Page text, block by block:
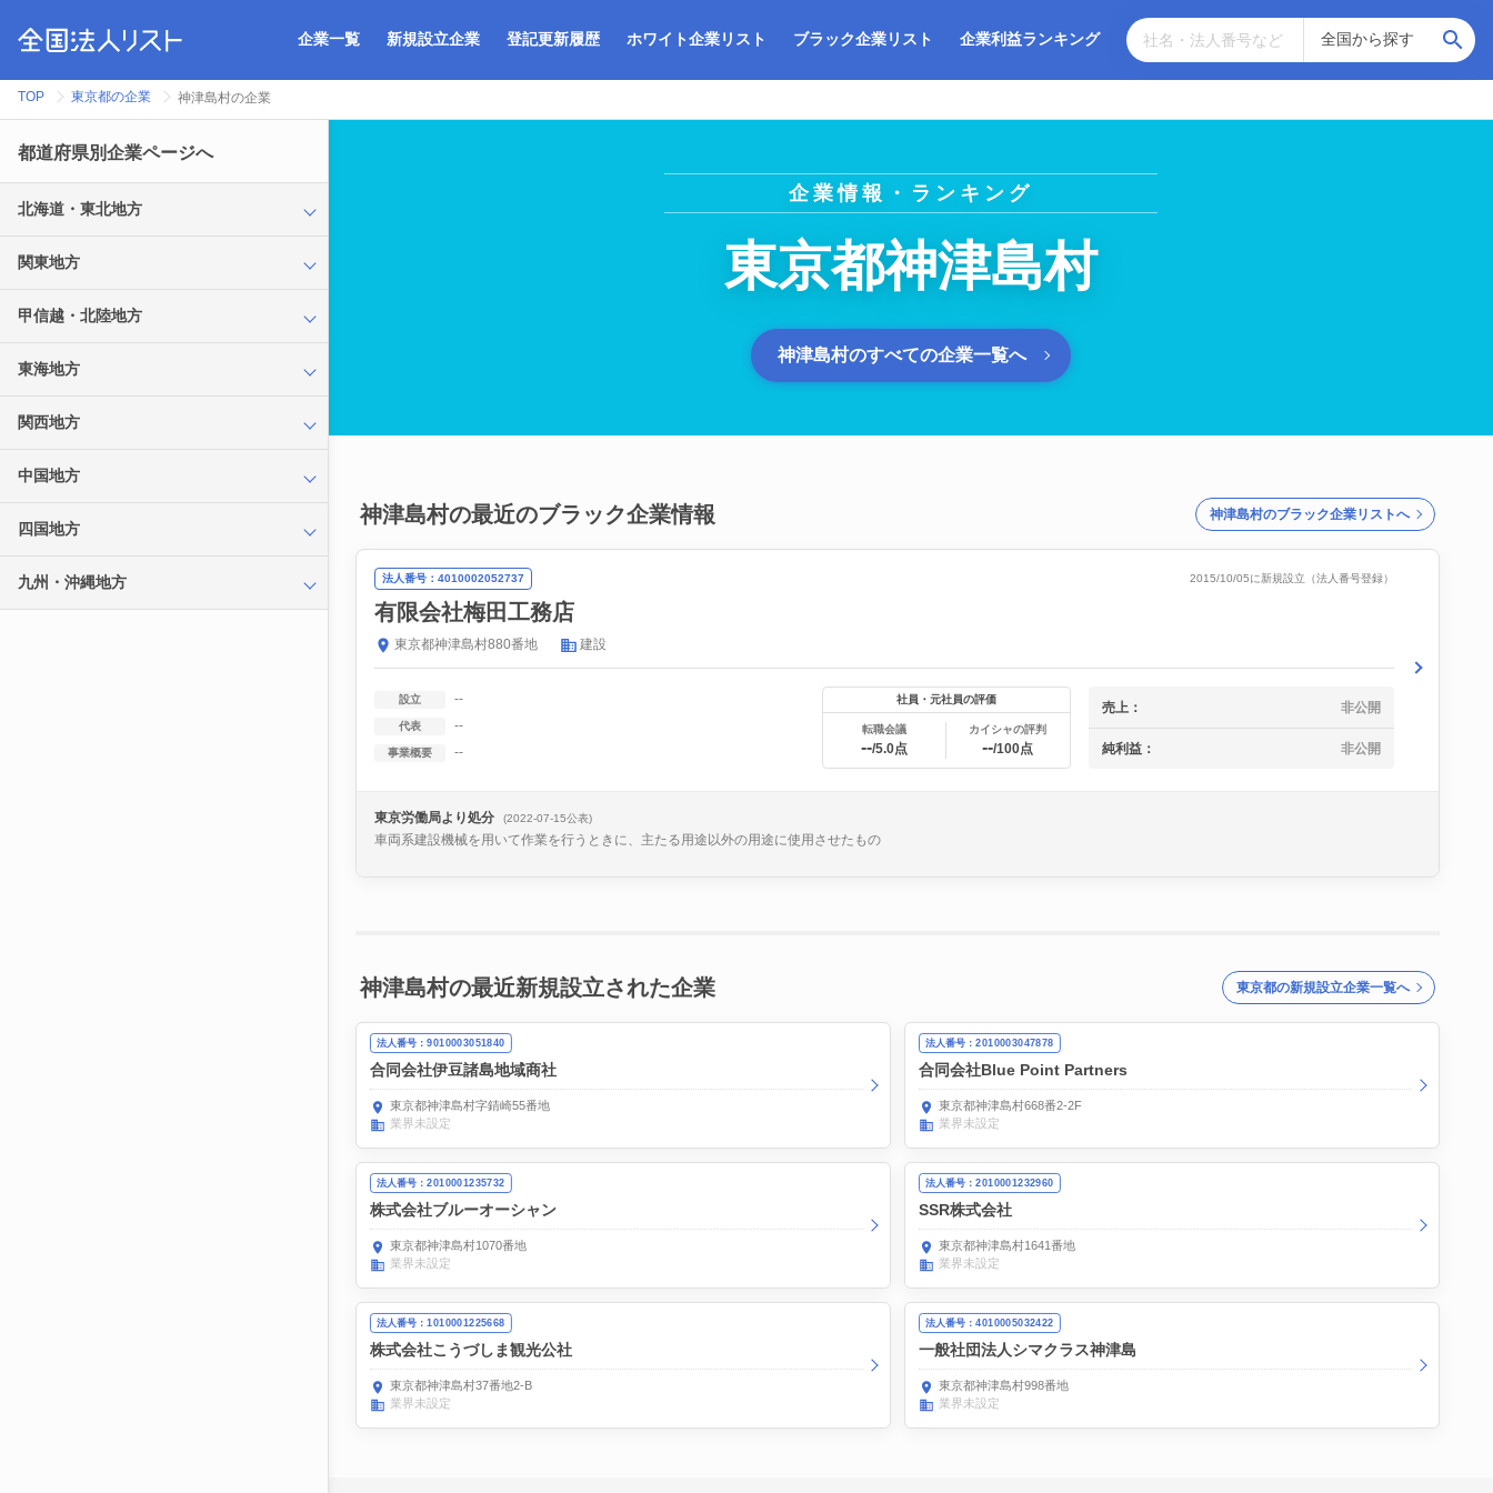
企業一覧 新規設立企業 登記更新履歴 ホワイト企業リスト ブラック企業リスト 企業利益ランキング
TOP 東京都の企業 神津島村の企業
都道府県別企業ページへ
北海道・東北地方
関東地方
甲信越・北陸地方
東海地方
関西地方
中国地方
四国地方
九州・沖縄地方
企業情報・ランキング
東京都神津島村
神津島村のすべての企業一覧へ
神津島村の最近のブラック企業情報 神津島村のブラック企業リストへ
法人番号：4010002052737 2015/10/05に新規設立（法人番号登録）
有限会社梅田工務店
東京都神津島村880番地 建設
設立 --
代表 --
事業概要 --
社員・元社員の評価
転職会議
--/5.0点
カイシャの評判
--/100点
売上： 非公開
純利益： 非公開
東京労働局より処分 (2022-07-15公表)
車両系建設機械を用いて作業を行うときに、主たる用途以外の用途に使用させたもの
神津島村の最近新規設立された企業 東京都の新規設立企業一覧へ
法人番号：9010003051840
合同会社伊豆諸島地域商社
東京都神津島村字錆崎55番地
業界未設定
法人番号：2010003047878
合同会社Blue Point Partners
東京都神津島村668番2-2F
業界未設定
法人番号：2010001235732
株式会社ブルーオーシャン
東京都神津島村1070番地
業界未設定
法人番号：2010001232960
SSR株式会社
東京都神津島村1641番地
業界未設定
法人番号：1010001225668
株式会社こうづしま観光公社
東京都神津島村37番地2-B
業界未設定
法人番号：4010005032422
一般社団法人シマクラス神津島
東京都神津島村998番地
業界未設定